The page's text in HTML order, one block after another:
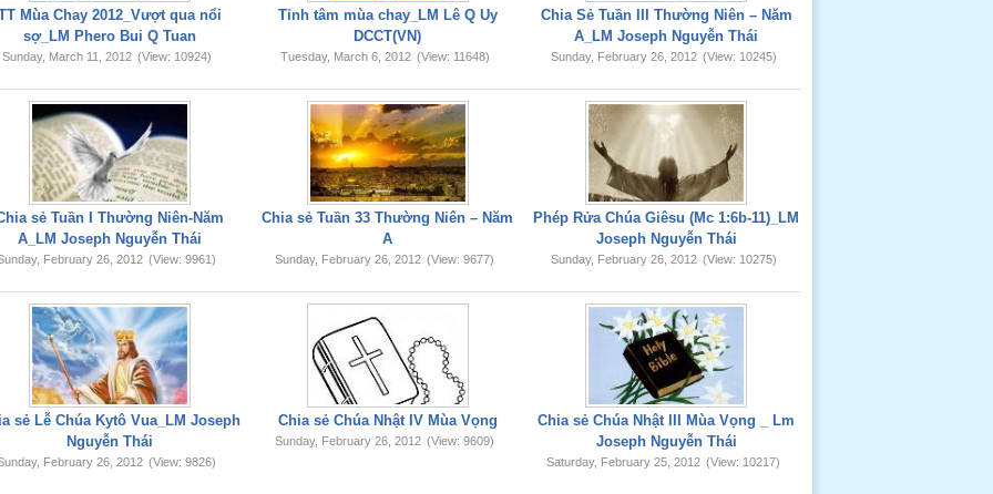
Mùa Chay 2012_Vượt qua nổi
sợ_LM Phero Bui Q Tuan
Sunday, March 11, 2012 (View: 10924)
Tỉnh tâm mùa chay_LM Lê Q Uy
DCCT(VN)
Tuesday, March 6, 2012 (View: 11648)
Chia Sẻ Tuần III Thường Niên – Năm
A_LM Joseph Nguyễn Thái
Sunday, February 26, 2012 (View: 10245)
sẻ Tuần I Thường Niên-Năm
A_LM Joseph Nguyễn Thái
February 26, 2012 (View: 9961)
Chia sẻ Tuần 33 Thường Niên – Năm
A
Sunday, February 26, 2012 (View: 9677)
Phép Rửa Chúa Giêsu (Mc 1:6b-11)_LM
Joseph Nguyễn Thái
Sunday, February 26, 2012 (View: 10275)
sẻ Lễ Chúa Kytô Vua_LM Joseph
Nguyễn Thái
February 26, 2012 (View: 9826)
Chia sẻ Chúa Nhật IV Mùa Vọng
Sunday, February 26, 2012 (View: 9609)
Chia sẻ Chúa Nhật III Mùa Vọng _ Lm
Joseph Nguyễn Thái
Saturday, February 25, 2012 (View: 10217)